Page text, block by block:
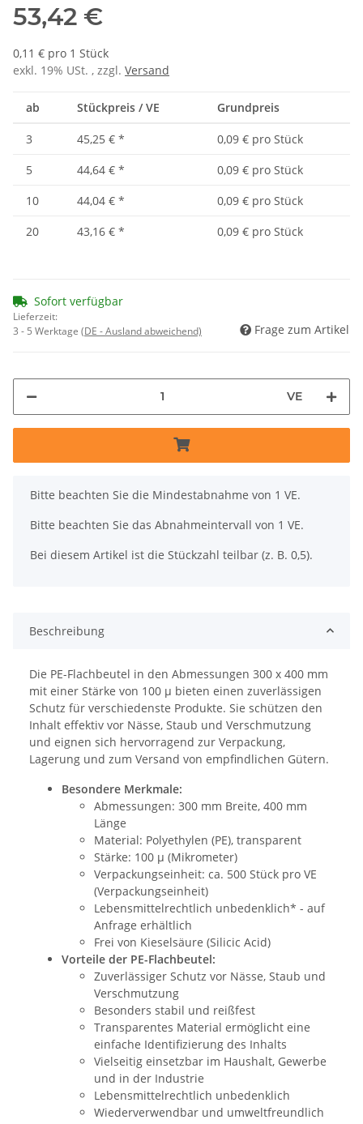
53,42 €
0,11 € pro 1 Stück
exkl. 19% USt. , zzgl. Versand
ab Stückpreis / VE Grundpreis
3 45,25 € *
0,09 € pro Stück
5
44,64 € *
0,09 € pro Stück
10
44,04 € *
0,09 € pro Stück
20
43,16 € * 0,09 € pro Stück
Sofort verfügbar
Lieferzeit:
3 - 5 Werktage (DE - Ausland abweichend) Frage zum Artikel
VE
x
Bitte beachten Sie die Mindestabnahme von 1 VE.
Bitte beachten Sie das Abnahmeintervall von 1 VE.
Bei diesem Artikel ist die Stückzahl teilbar (z. B. 0,5).
Beschreibung
Die PE-Flachbeutel in den Abmessungen 300 x 400 mm
mit einer Stärke von 100 µ bieten einen zuverlässigen
Schutz für verschiedenste Produkte. Sie schützen den
Inhalt effektiv vor Nässe, Staub und Verschmutzung
und eignen sich hervorragend zur Verpackung,
Lagerung und zum Versand von empfindlichen Gütern.
Besondere Merkmale:
Abmessungen: 300 mm Breite, 400 mm
Länge
Material: Polyethylen (PE), transparent
Stärke: 100 µ (Mikrometer)
Verpackungseinheit: ca. 500 Stück pro VE
(Verpackungseinheit)
Lebensmittelrechtlich unbedenklich* - auf
Anfrage erhältlich
Frei von Kieselsäure (Silicic Acid)
Vorteile der PE-Flachbeutel:
Zuverlässiger Schutz vor Nässe, Staub und
Verschmutzung
Besonders stabil und reißfest
Transparentes Material ermöglicht eine
einfache Identifizierung des Inhalts
Vielseitig einsetzbar im Haushalt, Gewerbe
und in der Industrie
Lebensmittelrechtlich unbedenklich
Wiederverwendbar und umweltfreundlich